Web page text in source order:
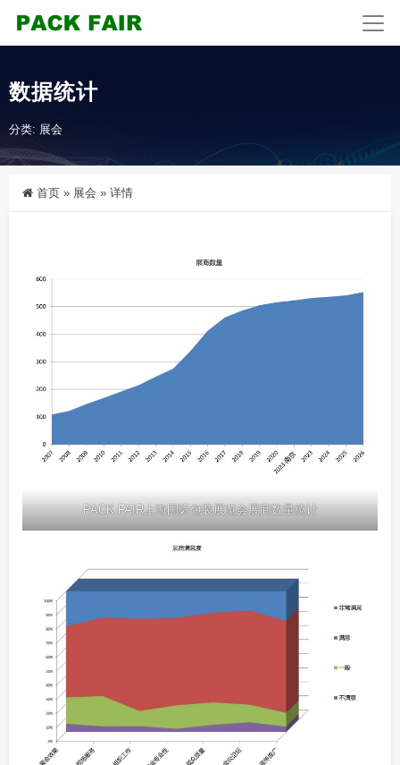
数据统计
分类: 展会
首页 » 展会 » 详情
PACK FAIR上海国际包装展览会展商数量统计